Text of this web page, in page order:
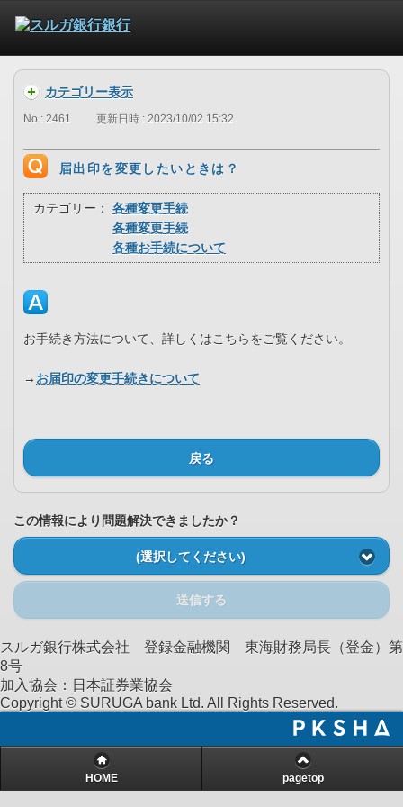
カテゴリー表示
No : 2461 更新日時 : 2023/10/02 15:32
届出印を変更したいときは？
カテゴリー：
各種変更手続
各種変更手続
各種お手続について
お手続き方法について、詳しくはこちらをご覧ください。
→ お届印の変更手続きについて
戻る
この情報により問題解決できましたか？
(選択してください)
送信する
スルガ銀行株式会社 登録金融機関 東海財務局長（登金）第
8号
加入協会：日本証券業協会
Copyright © SURUGA bank Ltd. All Rights Reserved.
HOME pagetop